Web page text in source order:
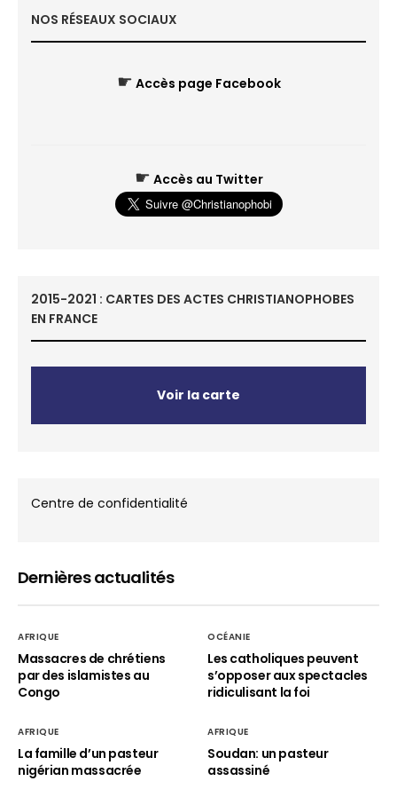
NOS RÉSEAUX SOCIAUX
☛ Accès page Facebook
☛ Accès au Twitter
2015-2021 : CARTES DES ACTES CHRISTIANOPHOBES
EN FRANCE
Voir la carte
Centre de confidentialité
Dernières actualités
AFRIQUE
Massacres de chrétiens
par des islamistes au
Congo
OCÉANIE
Les catholiques peuvent
s’opposer aux spectacles
ridiculisant la foi
AFRIQUE
La famille d’un pasteur
nigérian massacrée
AFRIQUE
Soudan: un pasteur
assassiné